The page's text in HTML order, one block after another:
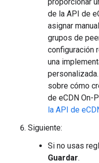
de la API de
asignar
grupos de
configuración
una
sobre cómo
de eCDN On-
la API de
Siguiente:
Si no usas
Guardar.